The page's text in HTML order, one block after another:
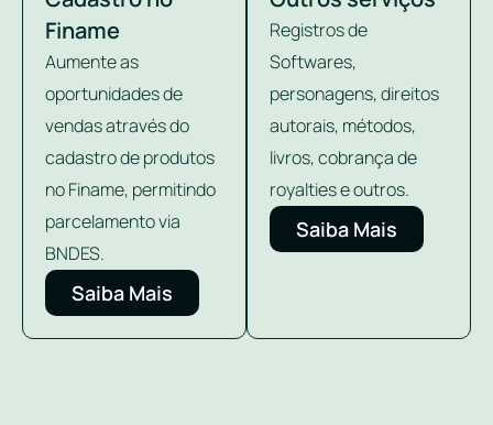
Finame
Aumente as
oportunidades de
vendas através do
cadastro de produtos
no Finame, permitindo
parcelamento via
BNDES.
Saiba Mais
Registros de
Softwares,
personagens, direitos
autorais, métodos,
livros, cobrança de
royalties e outros.
Saiba Mais